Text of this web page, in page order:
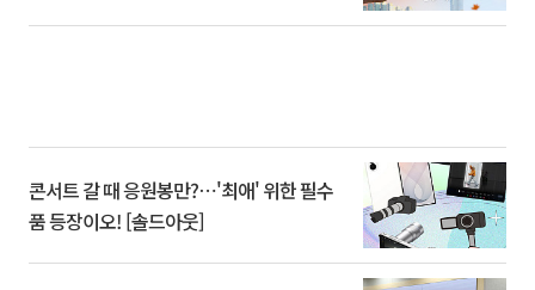
콘서트 갈 때 응원봉만?⋯'최애' 위한 필수
품 등장이오! [솔드아웃]